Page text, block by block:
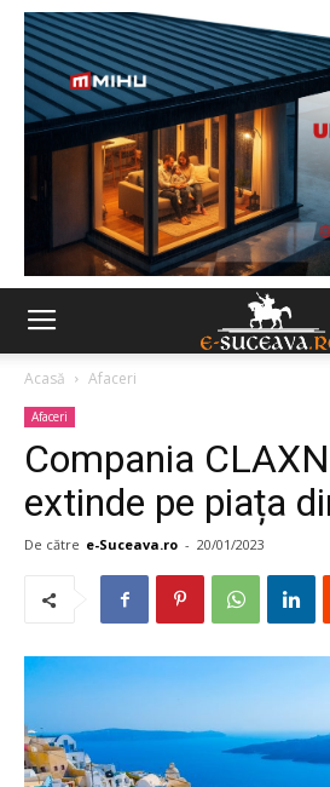
Acasă Afaceri
Afaceri
Compania
extinde pe piața
De către e-Suceava.ro - 20/01/2023